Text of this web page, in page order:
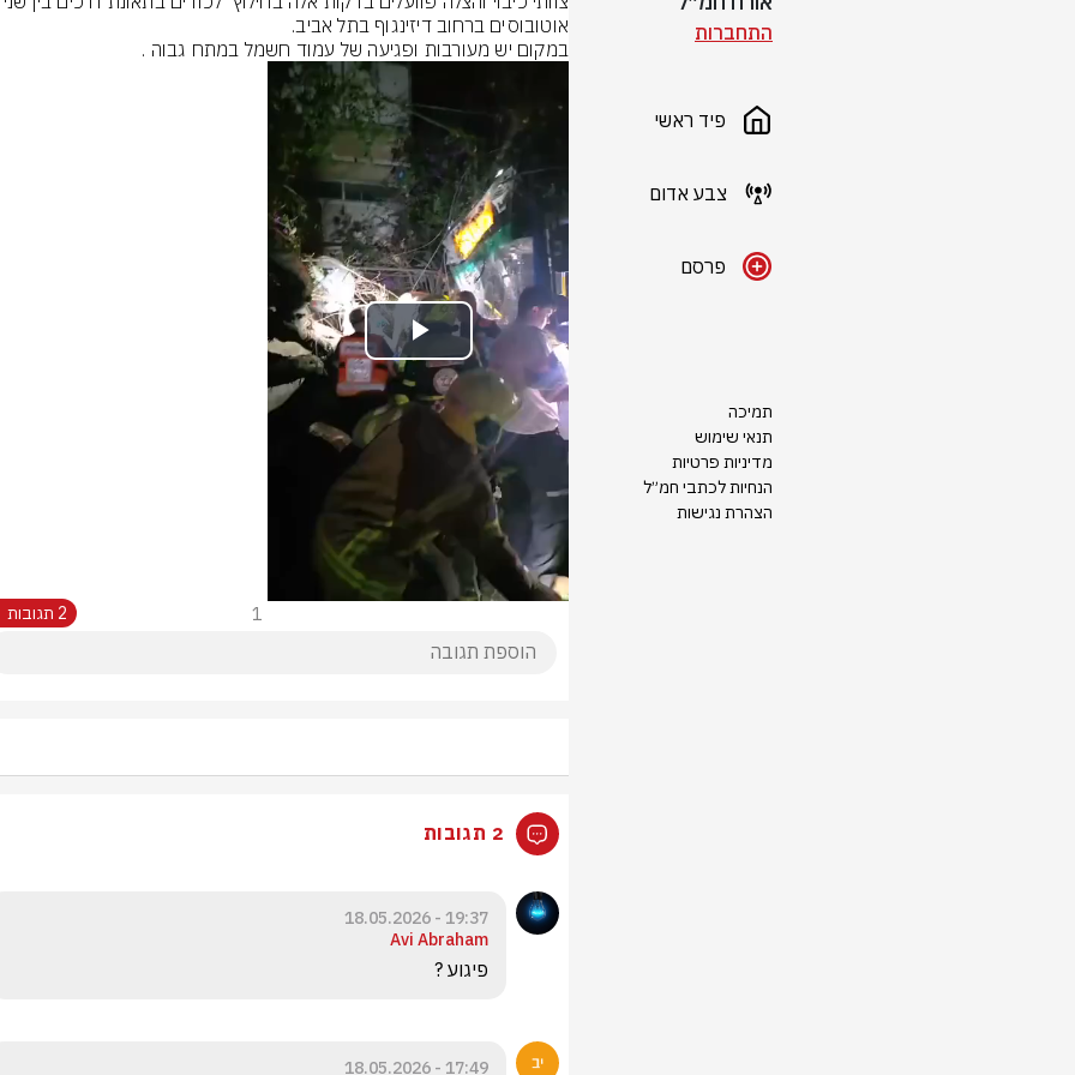
התחברות
פיד ראשי
צבע אדום
פרסם
תמיכה
תנאי שימוש
מדיניות פרטיות
הנחיות לכתבי חמ״ל
הצהרת נגישות
במקום יש מעורבות ופגיעה של עמוד חשמל במתח גבוה .
Play
Video
1 2 תגובות
2 תגובות
19:37 - 18.05.2026
Avi Abraham
פיגוע ?
17:49 - 18.05.2026